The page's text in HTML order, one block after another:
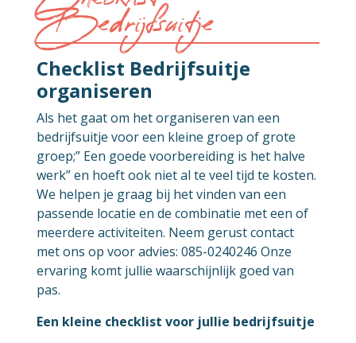
Bedrijfsuitje
Checklist Bedrijfsuitje
organiseren
Als het gaat om het organiseren van een
bedrijfsuitje voor een kleine groep of grote
groep;” Een goede voorbereiding is het halve
werk” en hoeft ook niet al te veel tijd te kosten.
We helpen je graag bij het vinden van een
passende locatie en de combinatie met een of
meerdere activiteiten. Neem gerust contact
met ons op voor advies: 085-0240246 Onze
ervaring komt jullie waarschijnlijk goed van
pas.
Een kleine checklist voor jullie bedrijfsuitje